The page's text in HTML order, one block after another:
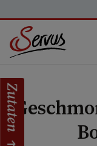
Zutaten